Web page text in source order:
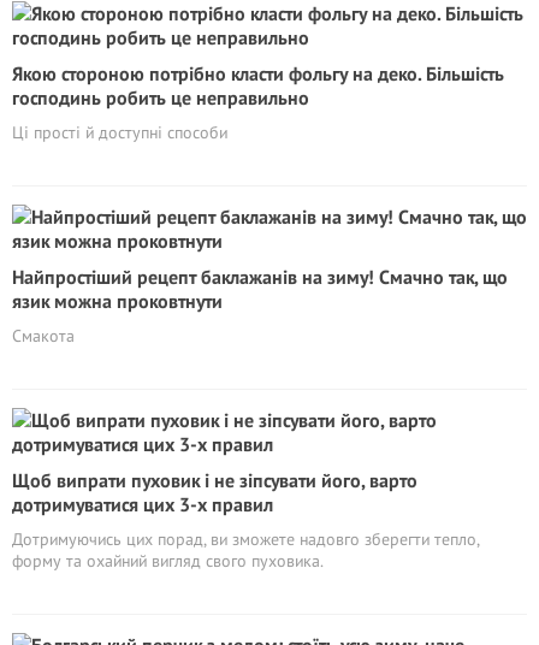
Якою стороною потрібно класти фольгу на деко. Більшість
господинь робить це неправильно
Ці прості й доступні способи
Найпростіший рецепт баклажанів на зиму! Смачно так, що
язик можна проковтнути
Смакота
Щоб випрати пуховик і не зіпсувати його, варто
дотримуватися цих 3-х правил
Дотримуючись цих порад, ви зможете надовго зберегти тепло,
форму та охайний вигляд свого пуховика.